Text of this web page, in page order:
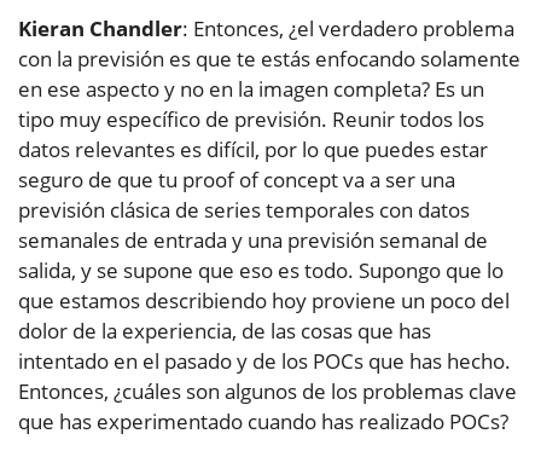
Kieran Chandler: Entonces, ¿el verdadero problema
con la previsión es que te estás enfocando solamente
en ese aspecto y no en la imagen completa? Es un
tipo muy específico de previsión. Reunir todos los
datos relevantes es difícil, por lo que puedes estar
seguro de que tu proof of concept va a ser una
previsión clásica de series temporales con datos
semanales de entrada y una previsión semanal de
salida, y se supone que eso es todo. Supongo que lo
que estamos describiendo hoy proviene un poco del
dolor de la experiencia, de las cosas que has
intentado en el pasado y de los POCs que has hecho.
Entonces, ¿cuáles son algunos de los problemas clave
que has experimentado cuando has realizado POCs?